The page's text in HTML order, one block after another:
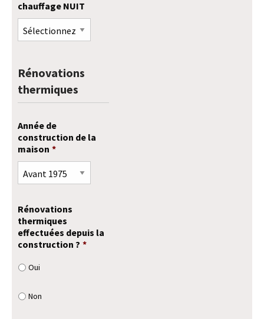
chauffage NUIT
Rénovations
thermiques
Année de
construction de la
maison *
Rénovations
thermiques
effectuées depuis la
construction ? *
Oui
Non